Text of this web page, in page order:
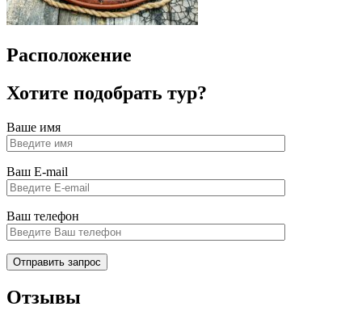
Расположение
Хотите подобрать тур?
Ваше имя
Ваш E-mail
Ваш телефон
Отзывы